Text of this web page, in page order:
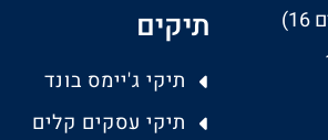
תיקים
תיקי ג'יימס בונד
תיקי עסקים קלים